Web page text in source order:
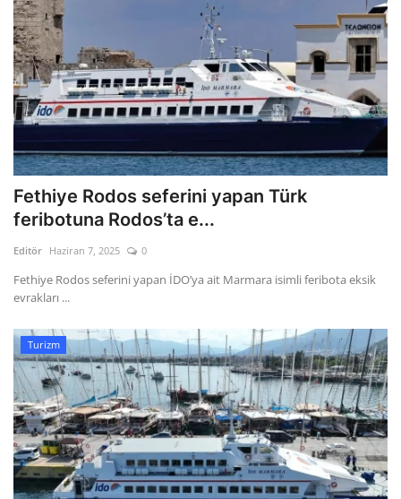
Fethiye Rodos seferini yapan Türk
feribotuna Rodos’ta e...
Editör Haziran 7, 2025 0
Fethiye Rodos seferini yapan İDO’ya ait Marmara isimli feribota eksik
evrakları ...
Turizm